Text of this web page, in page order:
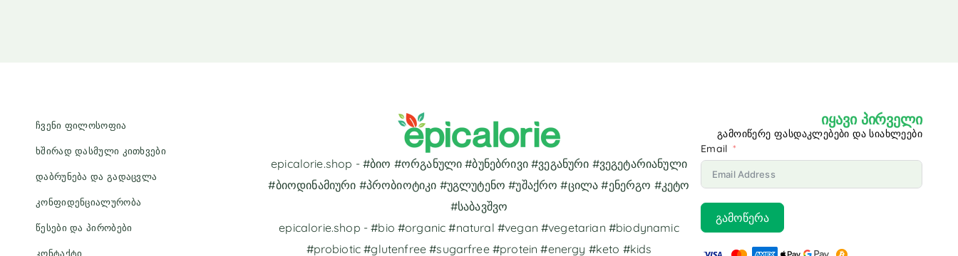
ჩვენი ფილოსოფია
ხშირად დასმული კითხვები
დაბრუნება და გადაცვლა
კონფიდენციალურობა
წესები და პირობები
კონტაქტი
epicalorie.shop - #ბიო #ორგანული #ბუნებრივი #ვეგანური #ვეგეტარიანული
#ბიოდინამიური #პრობიოტიკი #უგლუტენო #უშაქრო #ცილა #ენერგო #კეტო
#საბავშვო
epicalorie.shop - #bio #organic #natural #vegan #vegetarian #biodynamic
#probiotic #glutenfree #sugarfree #protein #energy #keto #kids
იყავი პირველი
გამოიწერე ფასდაკლებები და სიახლეები
Email
გამოწერა